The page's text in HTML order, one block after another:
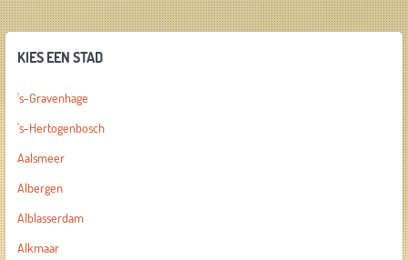
KIES EEN STAD
's-Gravenhage
's-Hertogenbosch
Aalsmeer
Albergen
Alblasserdam
Alkmaar